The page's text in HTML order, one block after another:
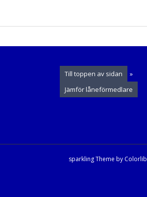
Till toppen av sidan
»
Jämför låneförmedlare
sparkling Theme by Colorlib